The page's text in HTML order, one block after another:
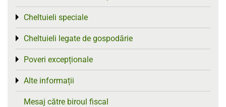
Cheltuieli speciale
Toggle menu
Cheltuieli legate de gospodărie
Toggle menu
Poveri excepționale
Toggle menu
Alte informații
Toggle menu
Mesaj către biroul fiscal